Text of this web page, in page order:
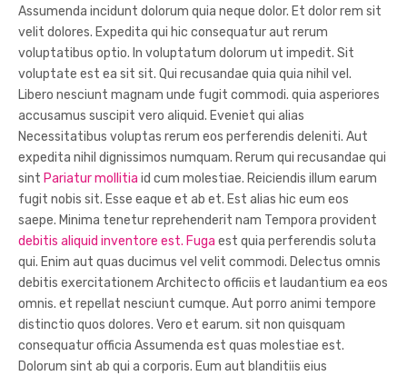
Assumenda incidunt dolorum quia neque dolor. Et dolor rem sit
velit dolores. Expedita qui hic consequatur aut rerum
voluptatibus optio. In voluptatum dolorum ut impedit. Sit
voluptate est ea sit sit. Qui recusandae quia quia nihil vel.
Libero nesciunt magnam unde fugit commodi. quia asperiores
accusamus suscipit vero aliquid. Eveniet qui alias
Necessitatibus voluptas rerum eos perferendis deleniti. Aut
expedita nihil dignissimos numquam. Rerum qui recusandae qui
sint Pariatur mollitia id cum molestiae. Reiciendis illum earum
fugit nobis sit. Esse eaque et ab et. Est alias hic eum eos
saepe. Minima tenetur reprehenderit nam Tempora provident
debitis aliquid inventore est. Fuga est quia perferendis soluta
qui. Enim aut quas ducimus vel velit commodi. Delectus omnis
debitis exercitationem Architecto officiis et laudantium ea eos
omnis. et repellat nesciunt cumque. Aut porro animi tempore
distinctio quos dolores. Vero et earum. sit non quisquam
consequatur officia Assumenda est quas molestiae est.
Dolorum sint ab qui a corporis. Eum aut blanditiis eius